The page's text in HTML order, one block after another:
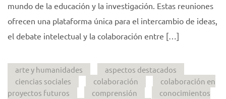
mundo de la educación y la investigación. Estas reuniones
ofrecen una plataforma única para el intercambio de ideas,
el debate intelectual y la colaboración entre […]
arte y humanidades
aspectos destacados
ciencias sociales
colaboración
colaboración en
proyectos futuros
comprensión
conocimientos